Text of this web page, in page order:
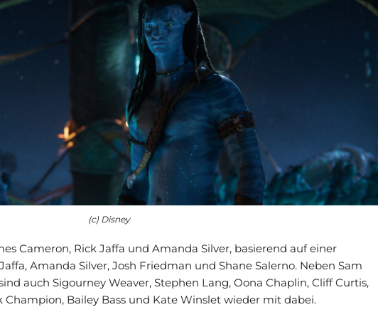
(c) Disney
Cameron, Rick Jaffa und Amanda Silver, basierend auf einer
Amanda Silver, Josh Friedman und Shane Salerno. Neben Sam
auch Sigourney Weaver, Stephen Lang, Oona Chaplin, Cliff Curtis,
Champion, Bailey Bass und Kate Winslet wieder mit dabei.